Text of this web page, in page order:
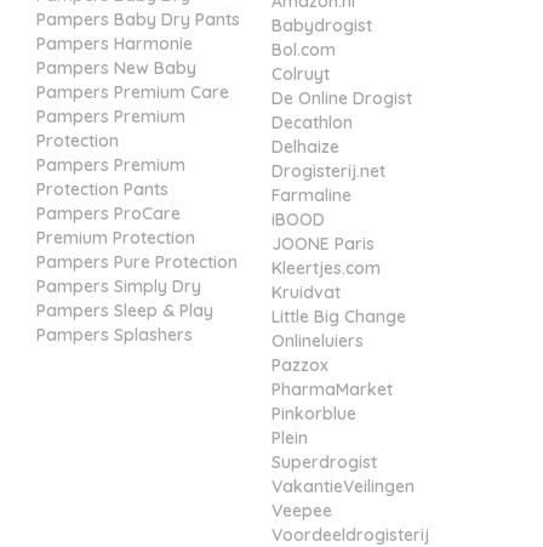
Pampers Baby Dry Pants
Pampers Harmonie
Pampers New Baby
Pampers Premium Care
Pampers Premium
Protection
Pampers Premium
Protection Pants
Pampers ProCare
Premium Protection
Pampers Pure Protection
Pampers Simply Dry
Pampers Sleep & Play
Pampers Splashers
Babydrogist
Bol.com
Colruyt
De Online Drogist
Decathlon
Delhaize
Drogisterij.net
Farmaline
iBOOD
JOONE Paris
Kleertjes.com
Kruidvat
Little Big Change
Onlineluiers
Pazzox
PharmaMarket
Pinkorblue
Plein
Superdrogist
VakantieVeilingen
Veepee
Voordeeldrogisterij